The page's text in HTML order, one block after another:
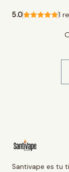
5.0 1
Santivape es tu